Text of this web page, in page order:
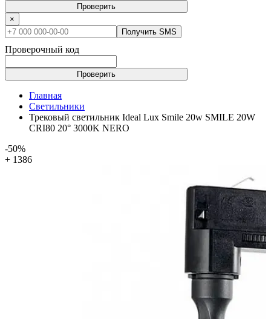
Проверить
×
Получить SMS
Проверочный код
Проверить
Главная
Светильники
Трековый светильник Ideal Lux Smile 20w SMILE 20W
CRI80 20° 3000K NERO
-50%
+ 1386